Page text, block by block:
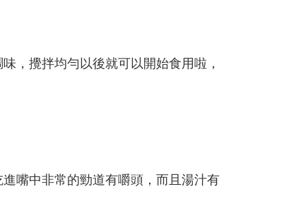
，攪拌均勻以後就可以開始食用啦，
嘴中非常的勁道有嚼頭，而且湯汁有